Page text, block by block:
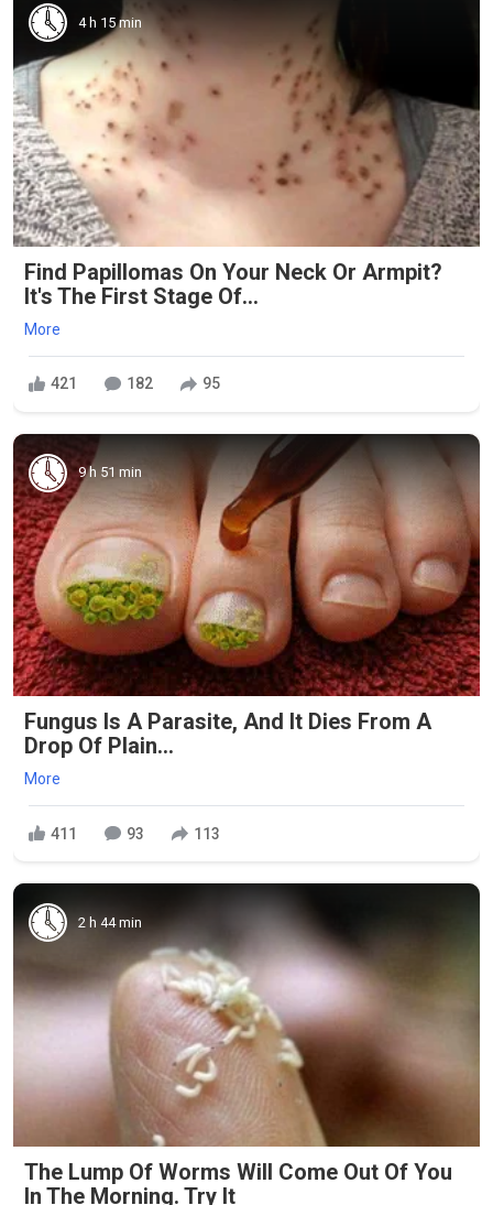
4 h 15 min
Find Papillomas On Your Neck Or Armpit?
It's The First Stage Of...
More
421 182 95
9 h 51 min
Fungus Is A Parasite, And It Dies From A
Drop Of Plain...
More
411 93 113
2 h 44 min
The Lump Of Worms Will Come Out Of You
In The Morning. Try It